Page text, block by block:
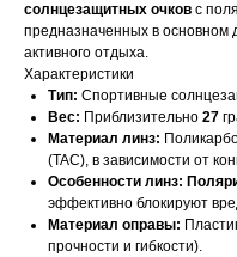
солнцезащитных очков с
предназначенных в основном
активного отдыха.
Характеристики
Тип: Спортивные
Вес: Приблизительно 27
Материал линз:
(TAC), в зависимости от
Особенности линз:
эффективно блокируют
Материал оправы:
прочности и гибкости).